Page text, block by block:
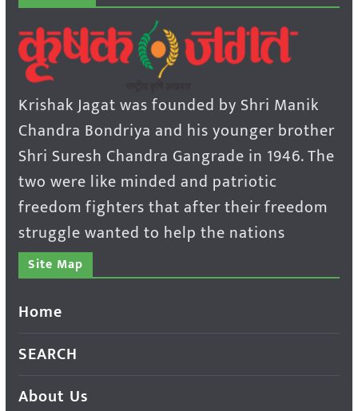
Krishak Jagat was founded by Shri Manik
Chandra Bondriya and his younger brother
Shri Suresh Chandra Gangrade in 1946. The
two were like minded and patriotic
freedom fighters that after their freedom
struggle wanted to help the nations
Site Map
Home
SEARCH
About Us